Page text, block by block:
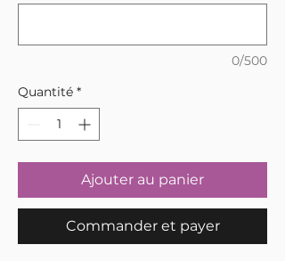
0/500
Quantité *
Ajouter au panier
Commander et payer